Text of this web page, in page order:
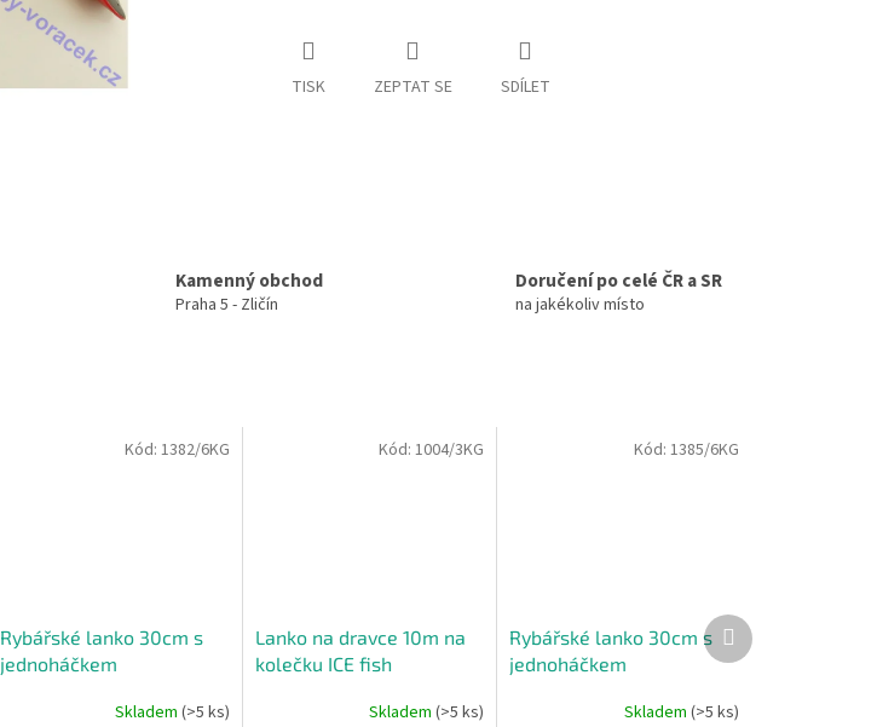
TISK ZEPTAT SE SDÍLET
Kamenný obchod
Praha 5 - Zličín
Doručení po celé ČR a SR
na jakékoliv místo
Rybářské lanko 30cm s
jednoháčkem
Skladem (>5 ks)
Kód: 1382/6KG
Lanko na dravce 10m na
kolečku ICE fish
Skladem(>5 ks)
Kód:1004/3KG
Rybářské lanko 30cm s
jednoháčkem
Skladem (>5 ks)
Kód: 1385/6KG
Další
produkt